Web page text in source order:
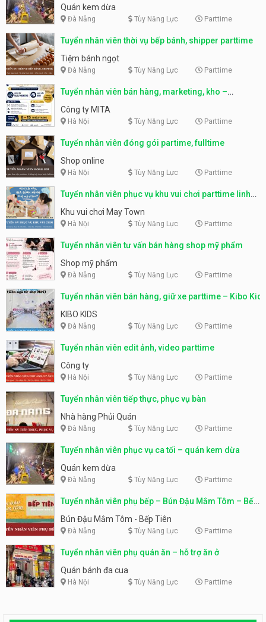
Quán kem dừa
Đà Nẵng Tùy Năng Lực Parttime
Tuyển nhân viên thời vụ bếp bánh, shipper parttime
Tiệm bánh ngọt
Đà Nẵng Tùy Năng Lực Parttime
Tuyển nhân viên bán hàng, marketing, kho –
parttime, fulltime
Công ty MITA
Hà Nội Tùy Năng Lực Parttime
Tuyển nhân viên đóng gói partime, fulltime
Shop online
Hà Nội Tùy Năng Lực Parttime
Tuyển nhân viên phục vụ khu vui chơi parttime linh
động
Khu vui chơi May Town
Hà Nội Tùy Năng Lực Parttime
Tuyển nhân viên tư vấn bán hàng shop mỹ phẩm
Shop mỹ phẩm
Đà Nẵng Tùy Năng Lực Parttime
Tuyển nhân viên bán hàng, giữ xe parttime – Kibo Kid
KIBO KIDS
Đà Nẵng Tùy Năng Lực Parttime
Tuyển nhân viên edit ảnh, video parttime
Công ty
Hà Nội Tùy Năng Lực Parttime
Tuyển nhân viên tiếp thực, phục vụ bàn
Nhà hàng Phủi Quán
Đà Nẵng Tùy Năng Lực Parttime
Tuyển nhân viên phục vụ ca tối – quán kem dừa
Quán kem dừa
Đà Nẵng Tùy Năng Lực Parttime
Tuyển nhân viên phụ bếp – Bún Đậu Mắm Tôm – Bếp
Tiên
Bún Đậu Mắm Tôm - Bếp Tiên
Đà Nẵng Tùy Năng Lực Parttime
Tuyển nhân viên phụ quán ăn – hỗ trợ ăn ở
Quán bánh đa cua
Hà Nội Tùy Năng Lực Parttime